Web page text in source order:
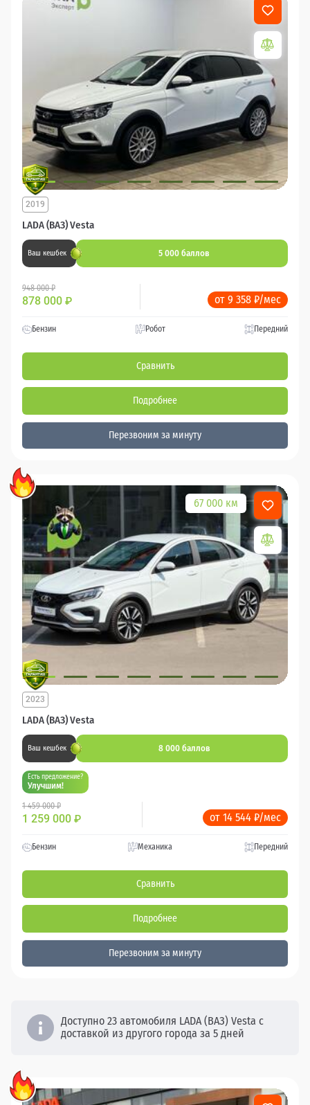
LADA (ВАЗ) Vesta
2019
Ваш кешбек 5 000 баллов
948 000 ₽
878 000 ₽ от 9 358 ₽/мес
Бензин Робот Передний
Сравнить
Подробнее
Перезвоним за минуту
67 000 км
LADA (ВАЗ) Vesta
2023
Ваш кешбек 8 000 баллов
Есть предложение?
Улучшим!
1 459 000 ₽
1 259 000 ₽ от 14 544 ₽/мес
Бензин Механика Передний
Сравнить
Подробнее
Перезвоним за минуту
Доступно 23 автомобиля LADA (ВАЗ) Vesta с
доставкой из другого города за 5 дней